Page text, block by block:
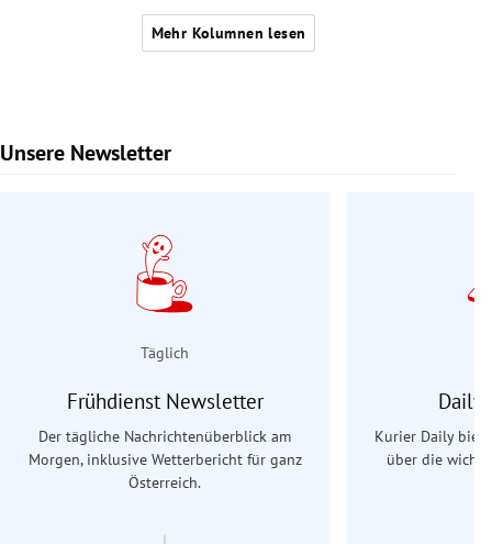
Mehr Kolumnen lesen
Unsere Newsletter
Slide 1 von 9
Täglich
Frühdienst Newsletter
Der tägliche Nachrichtenüberblick am
Morgen, inklusive Wetterbericht für ganz
Österreich.
Daily
Kurier Daily
über die